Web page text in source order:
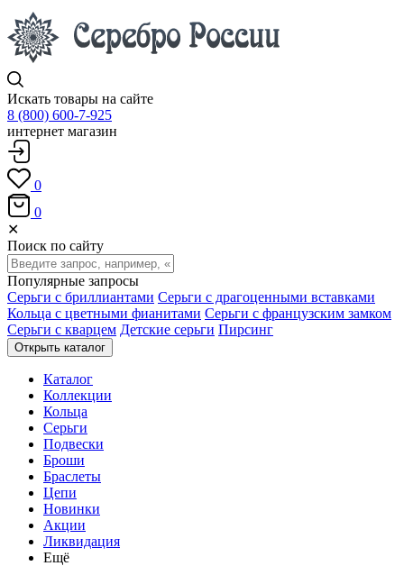
Искать товары на сайте
8 (800) 600-7-925
интернет магазин
0
0
✕
Поиск по сайту
Популярные запросы
Серьги с бриллиантами Серьги с драгоценными вставками
Кольца с цветными фианитами Серьги с французским замком
Серьги с кварцем Детские серьги Пирсинг
Открыть каталог
Каталог
Коллекции
Кольца
Серьги
Подвески
Броши
Браслеты
Цепи
Новинки
Акции
Ликвидация
Ещё